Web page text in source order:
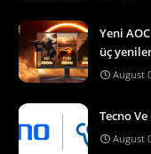
Yeni
üç
August
Tecno
August